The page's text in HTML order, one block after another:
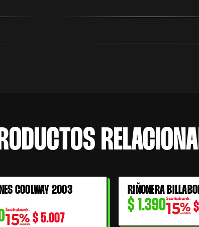
COOLWAY 2003
$5.007
RIÑONERA
$1.390 $